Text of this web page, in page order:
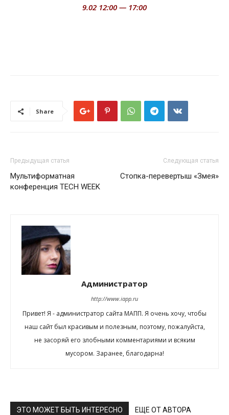
9.02 12:00 — 17:00
Share
Предыдущая статья
Мультиформатная
конференция TECH WEEK
Следующая статья
Стопка-перевертыш «Змея»
Администратор
http://www.iapp.ru
Привет! Я - администратор сайта МАПП. Я очень хочу, чтобы
наш сайт был красивым и полезным, поэтому, пожалуйста,
не засоряй его злобными комментариями и всяким
мусором. Заранее, благодарна!
ЭТО МОЖЕТ БЫТЬ ИНТЕРЕСНО ЕЩЕ ОТ АВТОРА